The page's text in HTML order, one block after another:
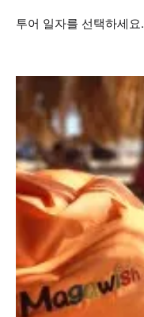
투어 일자를 선택하세요.